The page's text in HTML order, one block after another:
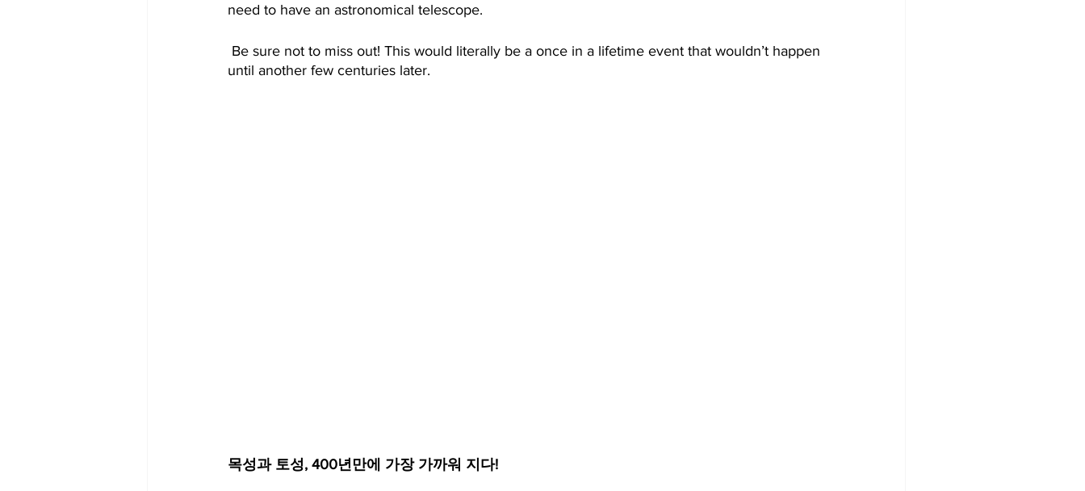
need to have an astronomical telescope.
Be sure not to miss out! This would literally be a once in a lifetime event that wouldn’t happen
until another few centuries later.
목성과 토성, 400년만에 가장 가까워 지다!